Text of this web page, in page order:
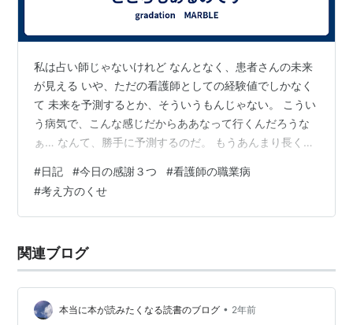
私は占い師じゃないけれど なんとなく、患者さんの未来
が見える いや、ただの看護師としての経験値でしかなく
て 未来を予測するとか、そういうもんじゃない。 こうい
う病気で、こんな感じだからああなって行くんだろうな
ぁ… なんて、勝手に予測するのだ。 もうあんまり長くな
師やってきた。 今じゃ18歳で成人だから、いっつか超え
たことになる。 この間だって、 ガンのせいで、真っ黄色
になった黄疸の患者さん お部屋に入った瞬間に あぁ、も
退院させた。 その数日後に亡くなったって連絡をいただ
いた…。 これって…
#日記 #今日の感謝３つ #看護師の職業病
#考え方のくせ
関連ブログ
本当に本が読みたくなる読書のブログ • 2年前